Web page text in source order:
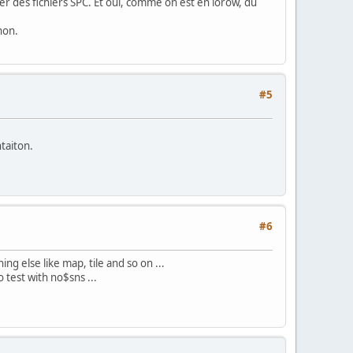
#5
#6
else like map, tile and so on ...
test with no$sns ...